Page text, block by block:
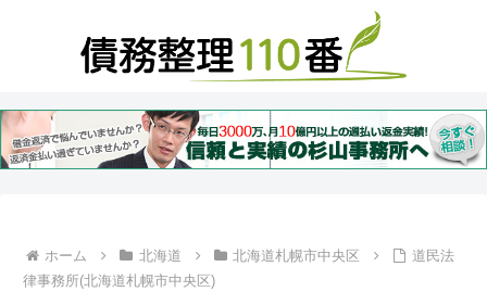
ホーム 北海道 北海道札幌市中央区
道民法
律事務所(北海道札幌市中央区)